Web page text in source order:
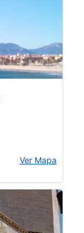
Ver Mapa